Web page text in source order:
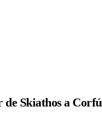
Skiathos a Corfú